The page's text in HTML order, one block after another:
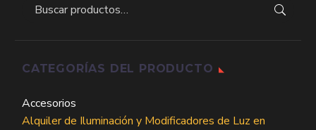
CATEGORÍAS DEL PRODUCTO
Accesorios
Alquiler de Iluminación y Modificadores de Luz en